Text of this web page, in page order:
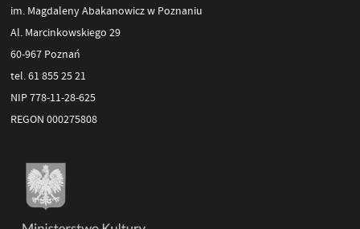
im. Magdaleny Abakanowicz w Poznaniu
Al. Marcinkowskiego 29
60-967 Poznań
tel. 61 855 25 21
NIP 778-11-28-625
REGON 000275808